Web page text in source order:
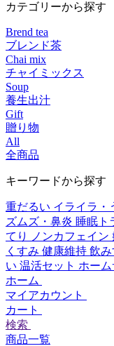
カテゴリーから探す
Brend tea
ブレンド茶
Chai mix
チャイミックス
Soup
養生出汁
Gift
贈り物
All
全商品
キーワードから探す
重だるい イライラ・
ズムズ・鼻炎 睡眠ト
てり
ノンカフェイン
くすみ 健康維持 飲み
い 温活セット ホー
ホーム
マイアカウント
カート
検索
商品一覧